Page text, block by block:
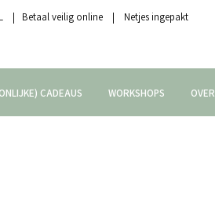
| Betaal veilig online | Netjes ingepakt
CADEAUS WORKSHOPS OVER